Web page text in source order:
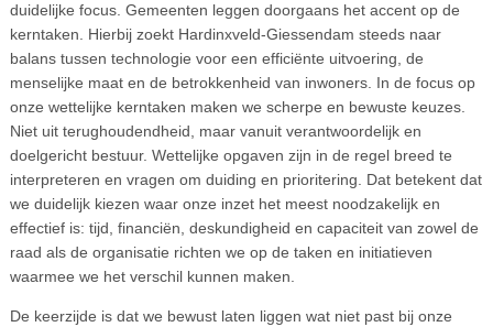
duidelijke focus. Gemeenten leggen doorgaans het accent op de
kerntaken. Hierbij zoekt Hardinxveld-Giessendam steeds naar
balans tussen technologie voor een efficiënte uitvoering, de
menselijke maat en de betrokkenheid van inwoners. In de focus op
onze wettelijke kerntaken maken we scherpe en bewuste keuzes.
Niet uit terughoudendheid, maar vanuit verantwoordelijk en
doelgericht bestuur. Wettelijke opgaven zijn in de regel breed te
interpreteren en vragen om duiding en prioritering. Dat betekent dat
we duidelijk kiezen waar onze inzet het meest noodzakelijk en
effectief is: tijd, financiën, deskundigheid en capaciteit van zowel de
raad als de organisatie richten we op de taken en initiatieven
waarmee we het verschil kunnen maken.
De keerzijde is dat we bewust laten liggen wat niet past bij onze